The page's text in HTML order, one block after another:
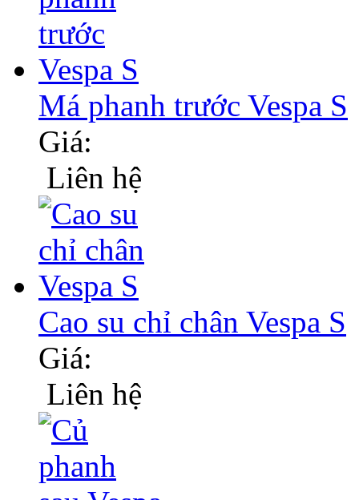
Má phanh trước Vespa S
Giá:
Liên hệ
Cao su chỉ chân Vespa S
Giá:
Liên hệ